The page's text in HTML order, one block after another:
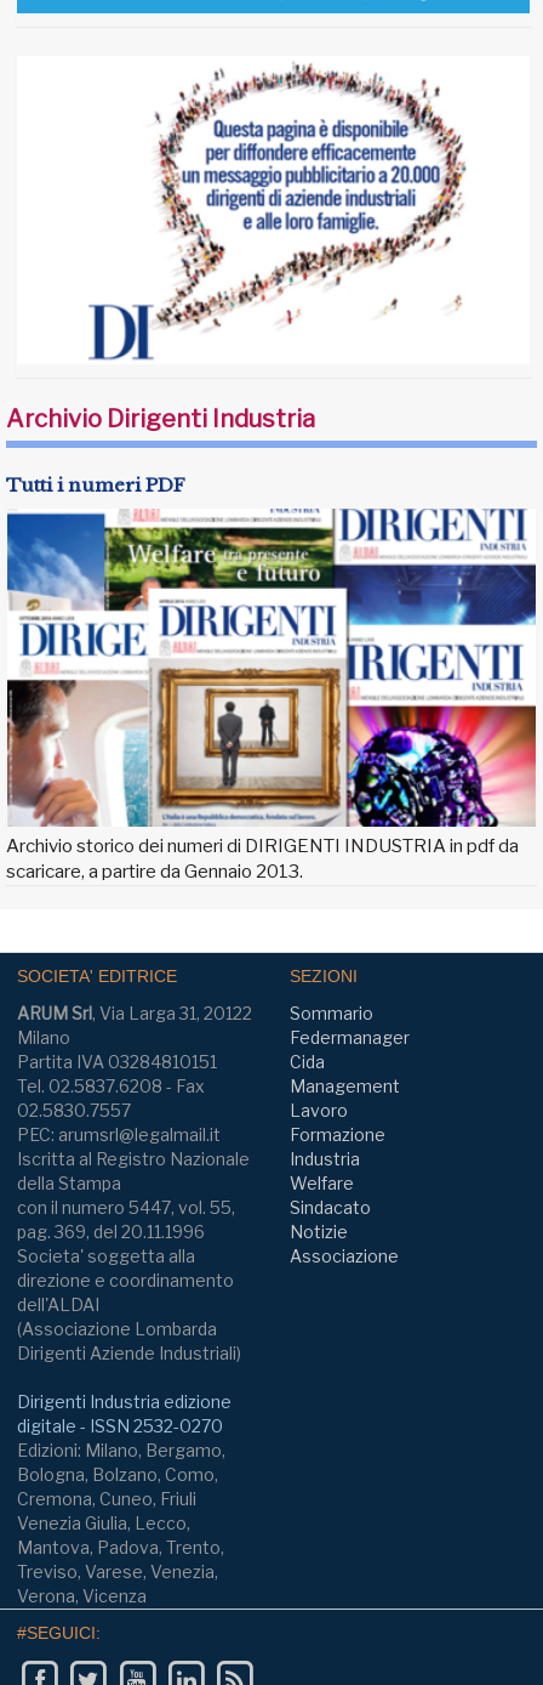
Archivio Dirigenti Industria
Tutti i numeri PDF
Archivio storico dei numeri di DIRIGENTI INDUSTRIA in pdf da
scaricare, a partire da Gennaio 2013.
SOCIETA' EDITRICE
ARUM Srl, Via Larga 31, 20122
Milano
Partita IVA 03284810151
Tel. 02.5837.6208 - Fax
02.5830.7557
PEC: arumsrl@legalmail.it
Iscritta al Registro Nazionale
della Stampa
con il numero 5447, vol. 55,
pag. 369, del 20.11.1996
Societa' soggetta alla
direzione e coordinamento
dell'ALDAI
(Associazione Lombarda
Dirigenti Aziende Industriali)
Dirigenti Industria edizione
digitale - ISSN 2532-0270
Edizioni: Milano, Bergamo,
Bologna, Bolzano, Como,
Cremona, Cuneo, Friuli
Venezia Giulia, Lecco,
Mantova, Padova, Trento,
Treviso, Varese, Venezia,
Verona, Vicenza
SEZIONI
Sommario
Federmanager
Cida
Management
Lavoro
Formazione
Industria
Welfare
Sindacato
Notizie
Associazione
#SEGUICI: